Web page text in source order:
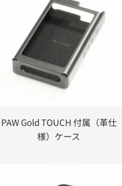
PAW Gold TOUCH 付属（革仕
様）ケース